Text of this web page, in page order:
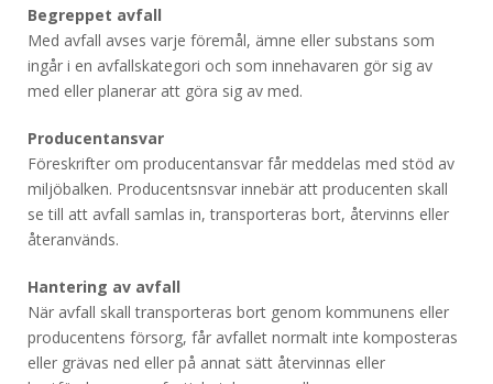
Begreppet avfall
Med avfall avses varje föremål, ämne eller substans som
ingår i en avfallskategori och som innehavaren gör sig av
med eller planerar att göra sig av med.
Producentansvar
Föreskrifter om producentansvar får meddelas med stöd av
miljöbalken. Producentsnsvar innebär att producenten skall
se till att avfall samlas in, transporteras bort, återvinns eller
återanvänds.
Hantering av avfall
När avfall skall transporteras bort genom kommunens eller
producentens försorg, får avfallet normalt inte komposteras
eller grävas ned eller på annat sätt återvinnas eller